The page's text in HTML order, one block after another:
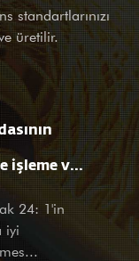
Yurtdışındaki
sağlamanın yanı
için OEM hizmeti, etüt
hizmetlerini de
mevcut
olun, ziyaretinizi
hizmetlerimizle sıcak
standartlarınızı
üretilir.
işleme ve
24: 1'in
iyi